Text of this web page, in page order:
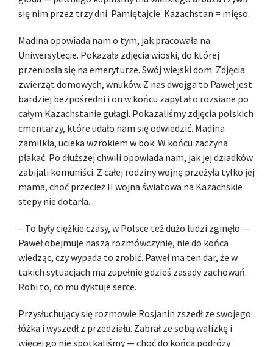
się nim przez trzy dni. Pamiętajcie: Kazachstan = mięso.
Madina opowiada nam o tym, jak pracowała na
Uniwersytecie. Pokazała zdjęcia wioski, do której
przeniosła się na emeryturze. Swój wiejski dom. Zdjęcia
zwierząt domowych, wnuków. Z nas dwojga to Paweł jest
bardziej bezpośredni i on w końcu zapytał o rozsiane po
całym Kazachstanie gułagi. Pokazaliśmy zdjęcia polskich
cmentarzy, które udało nam się odwiedzić. Madina
zamilkła, ucieka wzrokiem w bok. W końcu zaczyna
płakać. Po dłuższej chwili opowiada nam, jak jej dziadków
zabijali komuniści. Z całej rodziny wojnę przeżyła tylko jej
mama, choć przecież II wojna światowa na Kazachskie
stepy nie dotarła.
– To były ciężkie czasy, w Polsce też dużo ludzi zginęło —
Paweł obejmuje naszą rozmówczynię, nie do końca
wiedząc, czy wypada to zrobić. Paweł ma ten dar, że w
takich sytuacjach ma zupełnie gdzieś zasady zachowań.
Robi to, co mu dyktuje serce.
Przysłuchujący się rozmowie Rosjanin zszedł ze swojego
łóżka i wyszedł z przedziału. Zabrał ze sobą walizkę i
więcej go nie spotkaliśmy — choć do końca podróży